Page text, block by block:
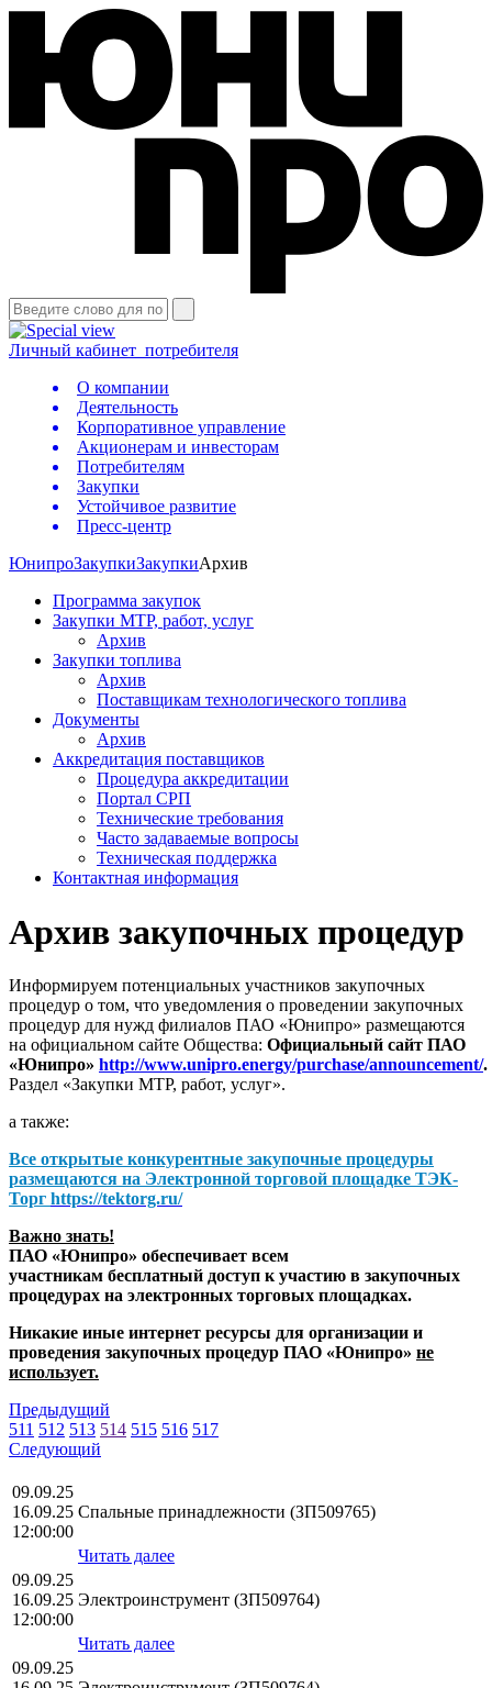
Личный кабинет потребителя
О компании
Деятельность
Корпоративное управление
Акционерам и инвесторам
Потребителям
Закупки
Устойчивое развитие
Пресс-центр
ЮнипроЗакупкиЗакупкиАрхив
Программа закупок
Закупки МТР, работ, услуг
Архив
Закупки топлива
Архив
Поставщикам технологического топлива
Документы
Архив
Аккредитация поставщиков
Процедура аккредитации
Портал СРП
Технические требования
Часто задаваемые вопросы
Техническая поддержка
Контактная информация
Архив закупочных процедур
Информируем потенциальных участников закупочных
процедур о том, что уведомления о проведении закупочных
процедур для нужд филиалов ПАО «Юнипро» размещаются
на официальном сайте Общества: Официальный сайт ПАО
«Юнипро» http://www.unipro.energy/purchase/announcement/.
Раздел «Закупки МТР, работ, услуг».
а также:
Все открытые конкурентные закупочные процедуры
размещаются на Электронной торговой площадке ТЭК-
Торг https://tektorg.ru/
Важно знать!
ПАО «Юнипро» обеспечивает всем
участникам бесплатный доступ к участию в закупочных
процедурах на электронных торговых площадках.
Никакие иные интернет ресурсы для организации и
проведения закупочных процедур ПАО «Юнипро» не
использует.
Предыдущий
511 512 513 514 515 516 517
Следующий
09.09.25
16.09.25
12:00:00
Спальные принадлежности (ЗП509765)
Читать далее
09.09.25
16.09.25
12:00:00
Электроинструмент (ЗП509764)
Читать далее
09.09.25